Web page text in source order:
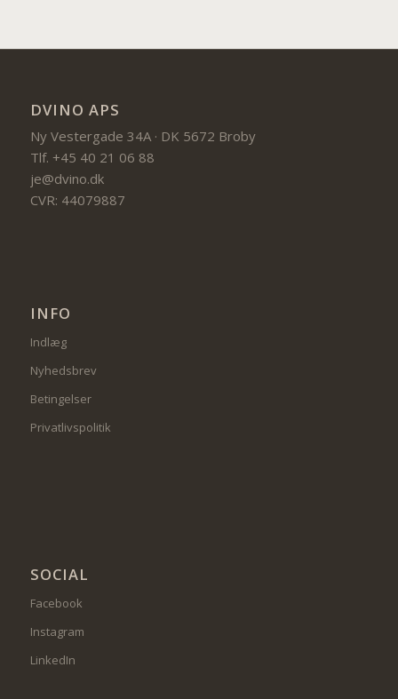
DVINO APS
Ny Vestergade 34A · DK 5672 Broby
Tlf. +45 40 21 06 88
je@dvino.dk
CVR: 44079887
INFO
Indlæg
Nyhedsbrev
Betingelser
Privatlivspolitik
SOCIAL
Facebook
Instagram
LinkedIn